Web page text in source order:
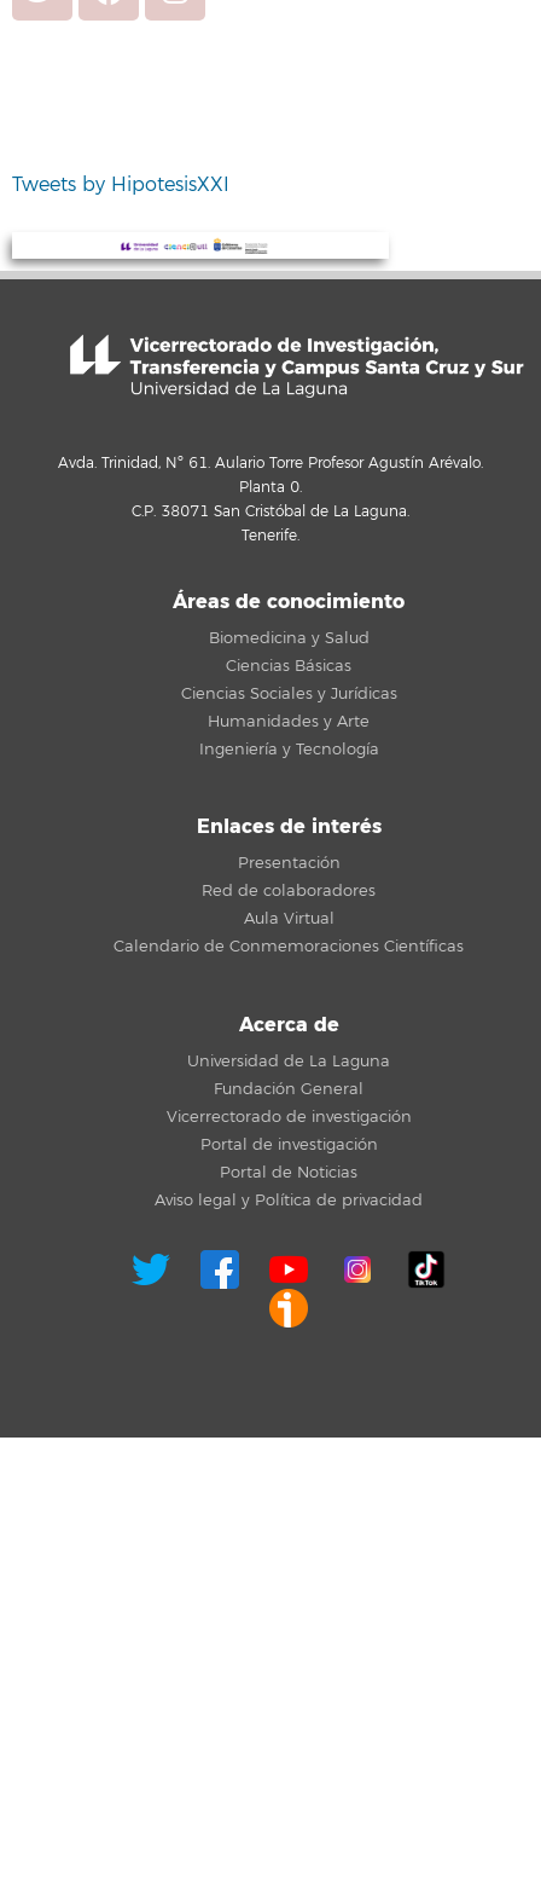
Tweets by HipotesisXXI
Avda. Trinidad, Nº 61. Aulario Torre Profesor Agustín Arévalo.
Planta 0.
C.P. 38071 San Cristóbal de La Laguna.
Tenerife.
Áreas de conocimiento
Biomedicina y Salud
Ciencias Básicas
Ciencias Sociales y Jurídicas
Humanidades y Arte
Ingeniería y Tecnología
Enlaces de interés
Presentación
Red de colaboradores
Aula Virtual
Calendario de Conmemoraciones Científicas
Acerca de
Universidad de La Laguna
Fundación General
Vicerrectorado de investigación
Portal de investigación
Portal de Noticias
Aviso legal y Política de privacidad